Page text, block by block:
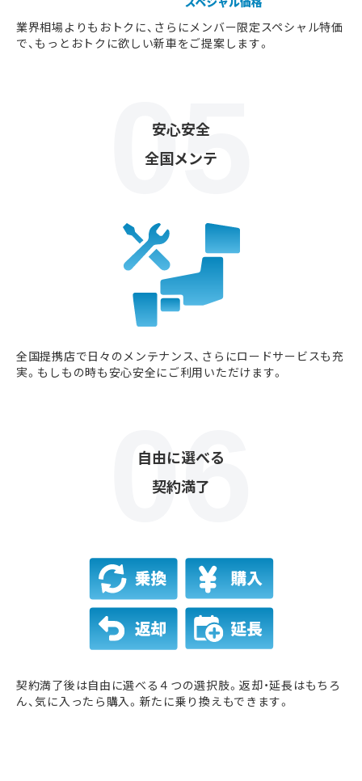
業界相場よりもおトクに、さらにメンバー限定スペシャル特価
で、もっとおトクに欲しい新車をご提案します。
安心安全
全国メンテ
全国提携店で日々のメンテナンス、さらにロードサービスも充
実。もしもの時も安心安全にご利用いただけます。
自由に選べる
契約満了
契約満了後は自由に選べる４つの選択肢。返却・延長はもちろ
ん、気に入ったら購入。新たに乗り換えもできます。